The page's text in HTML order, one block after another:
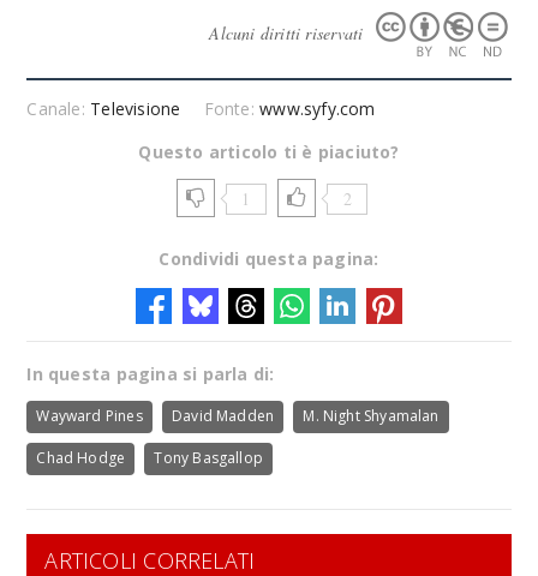
Alcuni diritti riservati
Canale: Televisione Fonte:www.syfy.com
Questo articolo ti è piaciuto?
1 2
Condividi questa pagina:
In questa pagina si parla di:
Wayward Pines David Madden M. Night Shyamalan
Chad Hodge Tony Basgallop
ARTICOLI CORRELATI